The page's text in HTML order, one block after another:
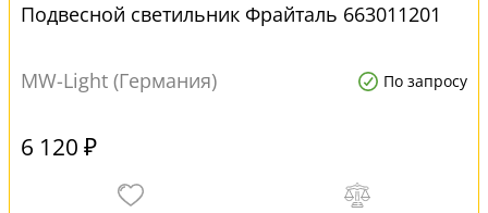
Подвесной светильник Фрайталь 663011201
MW-Light (Германия) По запросу
6 120 ₽